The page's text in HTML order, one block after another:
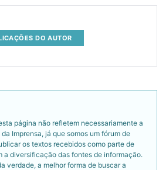
DO AUTOR
página não refletem necessariamente a
Imprensa, já que somos um fórum de
os textos recebidos como parte de
a diversificação das fontes de informação.
verdade, a melhor forma de buscar a